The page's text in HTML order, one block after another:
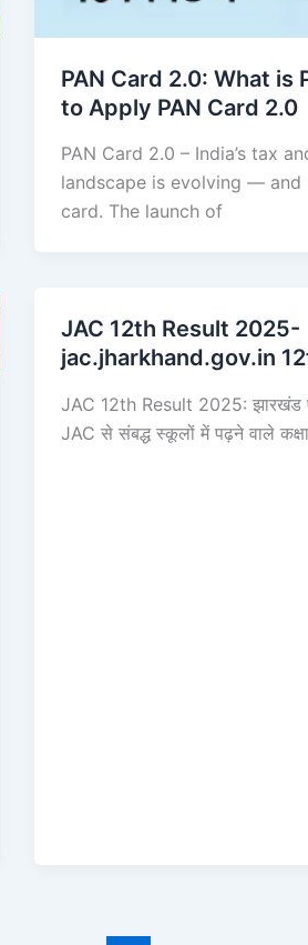
PAN Card 2.0: What is
to Apply PAN Card 2.0
PAN Card 2.0 – India’s tax
landscape is evolving — and
card. The launch of
JAC 12th Result 2025-
jac.jharkhand.gov.in
JAC 12th Result 2025: झारखंड
JAC से संबद्ध स्कूलों में पढ़ने वाले